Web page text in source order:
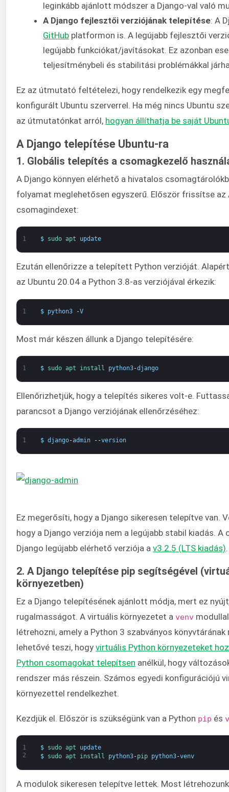
leginkább ajánlott módszer a Django-val való
A Django fejlesztői verziójának telepítése: A
GitHub platformon is. A legújabb fejlesztői
legújabb funkciókat/javításokat. Ez azonban
teljesítménybeli és stabilitási problémákkal
Ez az útmutató feltételezi, hogy rendelkezik egy
konfigurált Ubuntu szerverrel. Ha még nincs Ubuntu
az útmutatónkat arról, hogyan állíthatja be saját
A Django telepítése Ubuntu-ra
1. Globális telepítés a csomagkezelő
A Django könnyen elérhető a hivatalos
folyamat meglehetősen egyszerű. Először frissítse az
csomagindexet:
1 $ sudo apt update
Ezután ellenőrizze a telepített Python verzióját.
az Ubuntu 20.04 a Python 3.8-as verziójával érkezik:
1 $ python3 -V
Most már készen állunk a Django telepítésére:
1 $ sudo apt install python3-django
Ellenőrizhetjük, hogy a telepítés sikeres volt-e.
parancsot a Django verziójának ellenőrzéséhez:
1 $ django-admin --version
Ez megerősíti, hogy a Django sikeresen telepítve van.
hogy a Django verziója nem a legújabb stabil kiadás. A
Django legújabb elérhető verziója a v3.2.5 (LTS kiadás)
2. A Django telepítése pip segítségével
környezetben)
Ez a Django telepítésének ajánlott módja, mert ez
rugalmasságot. A virtuális környezetet a venv
létrehozni, amely a Python 3 szabványos könyvtárának
lehetővé teszi, hogy virtuális Python környezeteket
Python csomagokat telepítsen anélkül, hogy
rendszer más részein. Számos egyedi konfigurációjú
környezettel rendelkezhet.
Kezdjük el. Először is szükségünk van a Python pip és
1
2
$ sudo apt
update
$
sudo apt install python3-pip python3-venv
A modulok sikeresen telepítve lettek. Most